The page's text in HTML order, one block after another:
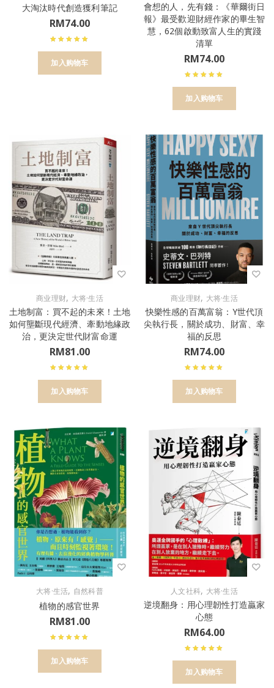
大淘汰時代創造獲利筆記
RM74.00
加入购物车
會想的人，先有錢：《華爾街日
報》最受歡迎財經作家的畢生智
慧，62個啟動致富人生的實踐
清單
RM74.00
加入购物车
商业理财, 大将·生活
土地制富：買不起的未來！土地
如何壟斷現代經濟、牽動地緣政
治，更決定世代財富命運
RM81.00
加入购物车
商业理财, 大将·生活
快樂性感的百萬富翁：Y世代頂
尖執行長，關於成功、財富、幸
福的反思
RM74.00
加入购物车
大将·生活, 自然科普
植物的感官世界
RM81.00
加入购物车
人文社科, 大将·生活
逆境翻身：用心理韌性打造贏家
心態
RM64.00
加入购物车